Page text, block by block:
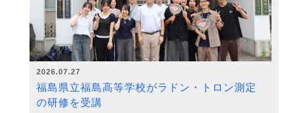
2026.07.27
福島県立福島高等学校がラドン・トロン測定
の研修を受講